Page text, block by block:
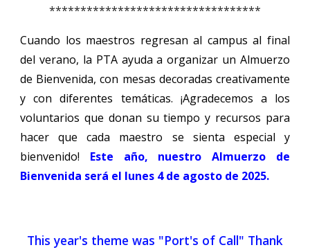
**********************************
Cuando los maestros regresan al campus al final
del verano, la PTAayuda a organizar un Almuerzo
de Bienvenida, con mesas decoradas creativamente
y con diferentes temáticas. ¡Agradecemos a los
voluntarios que donan su tiempo y recursos para
hacer que cada maestro se sienta especial y
bienvenido! Este año, nuestro Almuerzo de
Bienvenida será el lunes 4 de agosto de 2025.
This year's theme was "Port's of Call" Thank